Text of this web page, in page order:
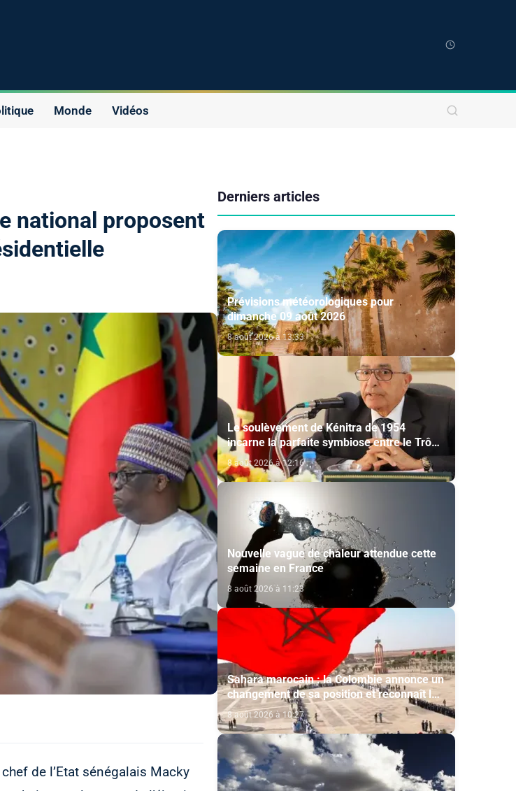
Monde Vidéos
national proposent
de l’Etat sénégalais Macky
Derniers articles
Prévisions météorologiques pour
dimanche 09 août 2026
8 août 2026 à 13:33
Le soulèvement de Kénitra de 1954
incarne la parfaite symbiose entre le Trône
et le peuple et l’unité de volonté et de
destin (M. El Ktiri)
8 août 2026 à 12:16
Nouvelle vague de chaleur attendue cette
semaine en France
8 août 2026 à 11:23
Sahara marocain : la Colombie annonce un
changement de sa position et reconnaît la
souveraineté du Maroc sur son Sahara
8 août 2026 à 10:27